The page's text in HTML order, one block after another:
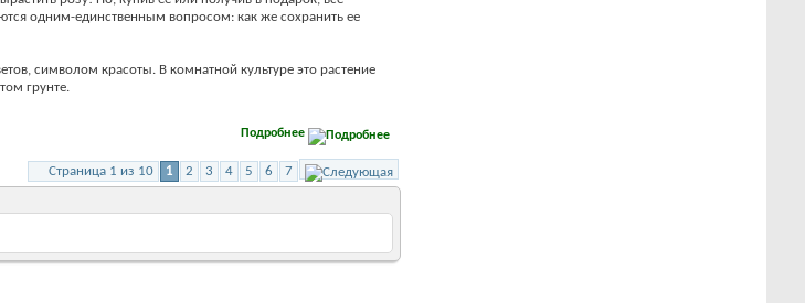
одним-единственным вопросом: как же сохранить ее
символом красоты. В комнатной культуре это растение
грунте.
Подробнее
Страница 1 из 10 1 2 3 4 5 6 7